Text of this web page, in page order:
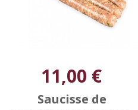
11,00 €
Saucisse de